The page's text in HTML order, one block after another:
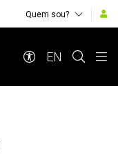
Quem sou?
EN